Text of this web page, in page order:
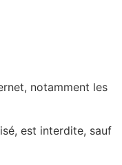
notamment les
est interdite, sauf